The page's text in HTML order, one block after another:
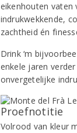
eikenhouten vaten
indrukwekkende,
zachtheid én
Drink ‘m
enkele jaren
onvergetelijke
Proefnotitie
Volrood van kleur